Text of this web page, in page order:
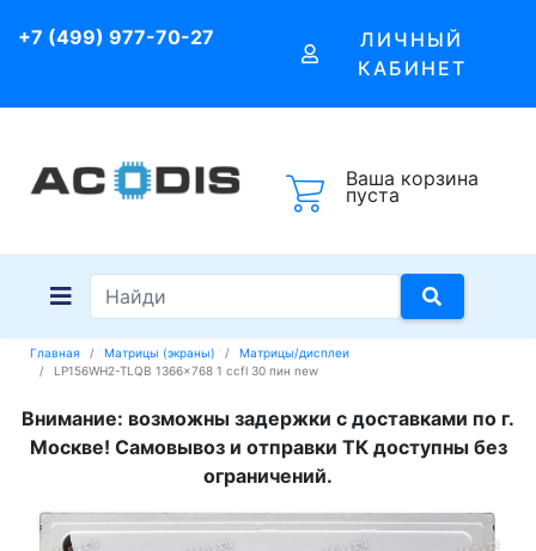
+7 (499) 977-70-27
ЛИЧНЫЙ
КАБИНЕТ
Ваша корзина
пуста
Главная Матрицы (экраны)
Матрицы/дисплеи
LP156WH2-TLQB 1366x768 1 ccfl 30 пин new
Внимание: возможны задержки с доставками по г.
Москве! Самовывоз и отправки ТК доступны без
ограничений.